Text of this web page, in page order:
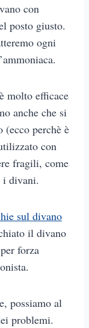
con
posto giusto.
ogni
molto efficace
anche che si
(ecco perchè è
con
fragili, come
i divani.
sul divano
il divano
forza
possiamo al
problemi.